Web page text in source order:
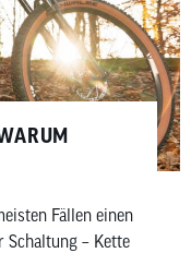
Fällen einen
– Kette